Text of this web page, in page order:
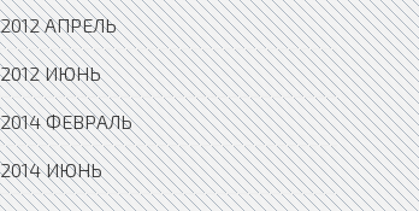
2012 АПРЕЛЬ
2012 ИЮНЬ
2014 ФЕВРАЛЬ
2014 ИЮНЬ